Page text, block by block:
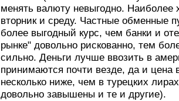
менять валюту невыгодно. Наиболее
вторник и среду. Частные обменные
более выгодный курс, чем банки и
рынке" довольно рискованно, тем
сильно. Деньги лучше ввозить в
принимаются почти везде, да и цена
несколько ниже, чем в турецких
довольно завышены и те и другие).